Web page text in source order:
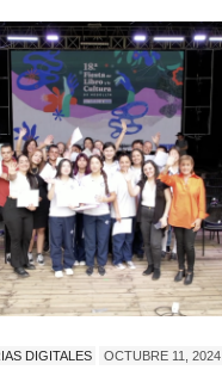
DIGITALES OCTUBRE 11, 2024